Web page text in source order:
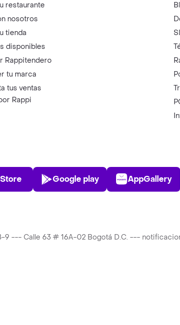
restaurante
nosotros
tienda
disponibles
Rappitendero
tu marca
tus ventas
Rappi
App Store Play Store
Google play AppGallery
9 --- Calle 63 # 16A-02 Bogotá D.C. ---